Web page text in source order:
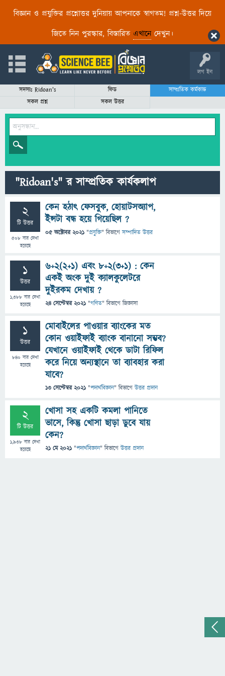
বিজ্ঞান ও প্রযুক্তির প্রশ্নোত্তর দুনিয়ায় আপনাকে স্বাগতম! প্রশ্ন-উত্তর দিয়ে
জিতে নিন পুরস্কার, বিস্তারিত এখানেদেখুন।
লগ ইন
সদস্যঃ Ridoan's ফিড
সাম্প্রতিক কর্মকান্ড
সকল প্রশ্ন
সকল উত্তর
"Ridoan's" র সাম্প্রতিক কার্যকলাপ
2
টি উত্তর
508 বার দেখা
হয়েছে
কেন হঠাৎ ফেসবুক, হোয়াটসঅ্যাপ,
ইন্সটা বন্ধ হয়ে গিয়েছিল ?
05 অক্টোবর 2021 "প্রযুক্তি" বিভাগে সম্পাদিত উত্তর
1
উত্তর
1,388 বার দেখা
হয়েছে
৬÷২(২+১) এবং ৮÷২(৩+১) : কেন
একই অংক দুই ক্যালকুলেটরে
দুইরকম দেখায় ?
24 সেপ্টেম্বর 2021 "গণিত" বিভাগে জিজ্ঞাসা
1
উত্তর
840 বার দেখা
হয়েছে
মোবাইলের পাওয়ার ব্যাংকের মত
কোন ওয়াইফাই ব্যাংক বানানো সম্ভব?
যেখানে ওয়াইফাই থেকে ডাটা রিফিল
করে নিয়ে অন্যস্থানে তা ব্যাবহার করা
যাবে?
13 সেপ্টেম্বর 2021 "পদার্থবিজ্ঞান" বিভাগে উত্তর প্রদান
2
টি উত্তর
1,938 বার দেখা
হয়েছে
খোসা সহ একটি কমলা পানিতে
ভাসে, কিন্তু খোসা ছাড়া ডুবে যায়
কেন?
21 মে 2021 "পদার্থবিজ্ঞান" বিভাগে উত্তর প্রদান